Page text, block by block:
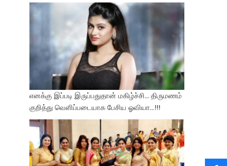
எனக்கு இப்படி இருப்பதுதான் மகிழ்ச்சி… திருமணம்
குறித்து வெளிப்படையாக பேசிய ஓவியா…!!!